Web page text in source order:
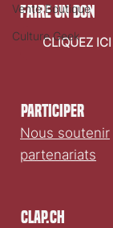
Vente Boutique
Culture Geek
Clap.ch
Participer
Nous soutenir
partenariats
faire un don
CLIQUEZ ICI